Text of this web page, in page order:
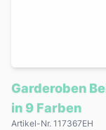
Garderoben
in 9 Farben
Artikel-Nr. 117367EH